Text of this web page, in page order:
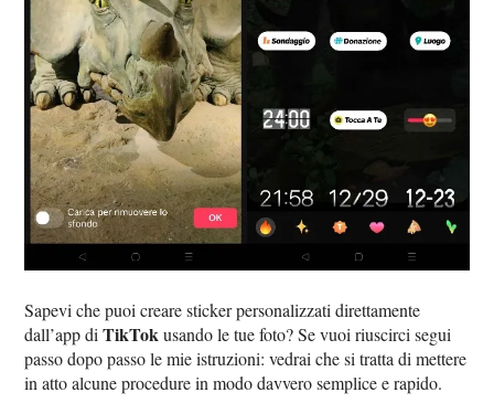
Sapevi che puoi creare sticker personalizzati direttamente
dall’app diTikTokusando le tue foto? Se vuoi riuscirci segui
passo dopo passo le mie istruzioni: vedrai che si tratta di mettere
in atto alcune procedure in modo davvero semplice e rapido.